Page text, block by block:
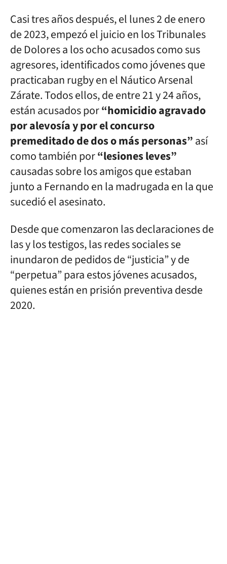
Casi tres años después, el lunes 2 de enero
de 2023, empezó el juicio en los Tribunales
de Dolores a los ocho acusados como sus
agresores, identificados como jóvenes que
practicaban rugby en el Náutico Arsenal
Zárate. Todos ellos, de entre 21 y 24 años,
están acusados por“homicidio agravado
por alevosía y por el concurso
premeditado de dos o más personas”así
como también por“lesiones leves”
causadas sobre los amigos que estaban
junto a Fernando en la madrugada en la que
sucedió el asesinato.
Desde que comenzaron las declaraciones de
las y los testigos, las redes sociales se
inundaron de pedidos de “justicia” y de
“perpetua” para estos jóvenes acusados,
quienes están en prisión preventiva desde
2020.